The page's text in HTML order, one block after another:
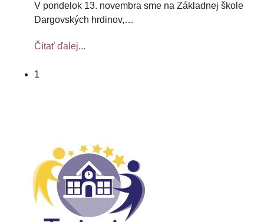
V pondelok 13. novembra sme na Základnej škole
Dargovských hrdinov,…
Čítať ďalej...
1